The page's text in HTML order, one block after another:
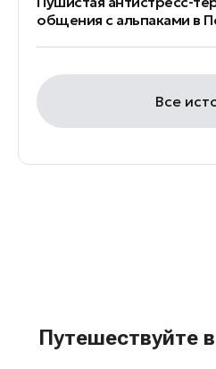
общения с альпаками в
Все
Путешествуйте